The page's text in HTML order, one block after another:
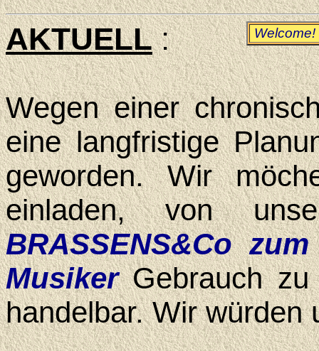
Welcome!
AKTUELL:
Wegen einer
eine lang­fris­tige
geworden. Wir
einladen, von
BRASSENS&Co
MusikerGebrauch
han­del­bar. Wir würden